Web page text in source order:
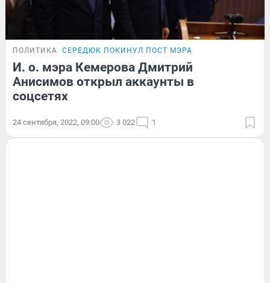
ПОЛИТИКА СЕРЕДЮК ПОКИНУЛ ПОСТ МЭРА
И. о. мэра Кемерова Дмитрий
Анисимов открыл аккаунты в
соцсетях
24 сентября, 2022, 09:00 3 022 1